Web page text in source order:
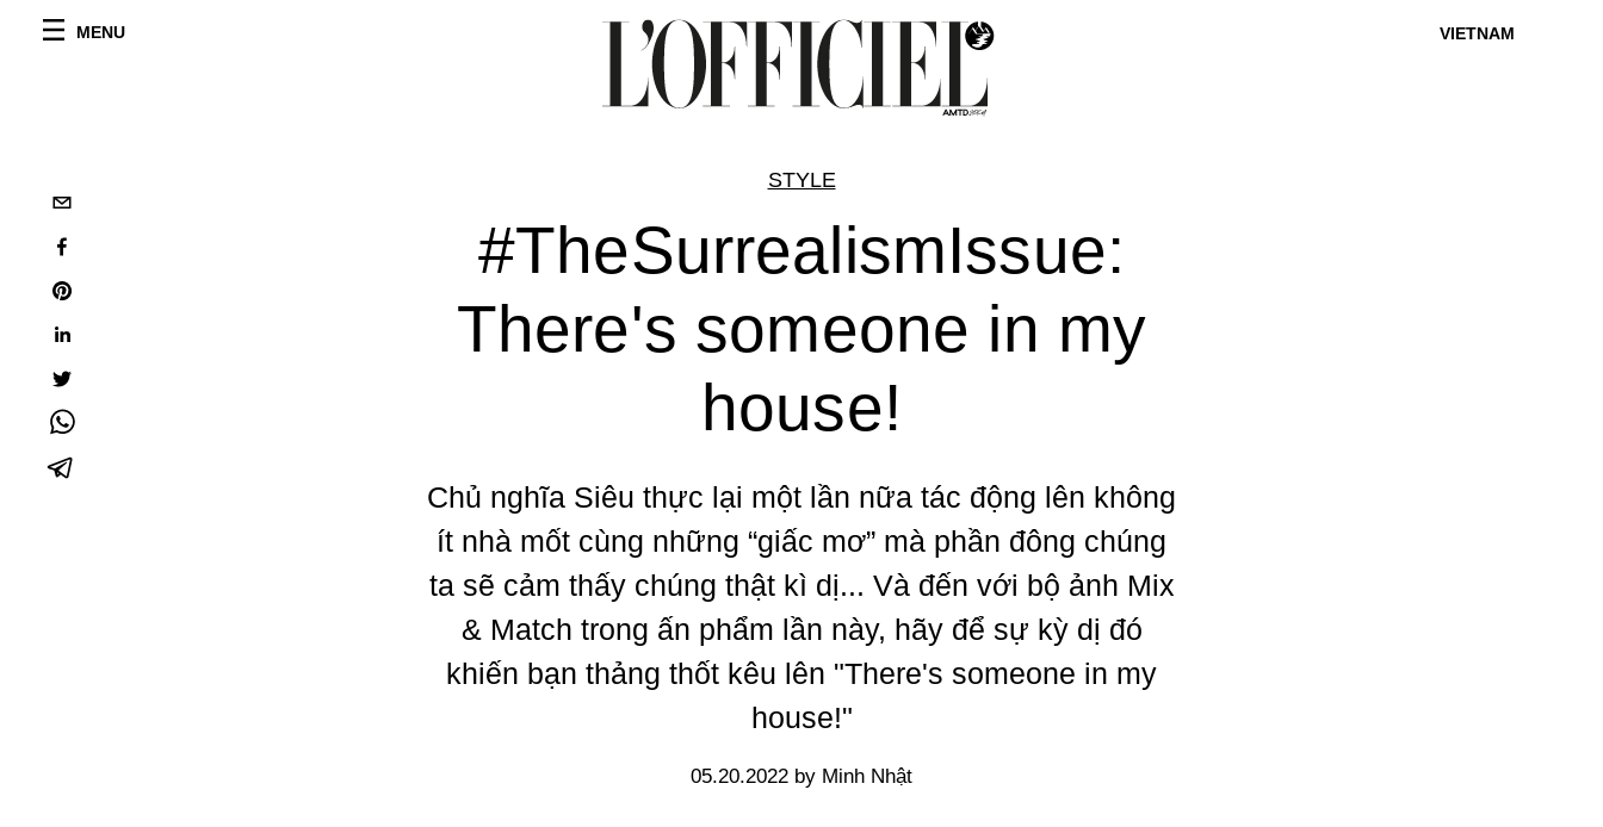
MENU VIETNAM
STYLE
#TheSurrealismIssue:
There's someone in my
house!
Chủ nghĩa Siêu thực lại một lần nữa tác động lên không
ít nhà mốt cùng những “giấc mơ” mà phần đông chúng
ta sẽ cảm thấy chúng thật kì dị... Và đến với bộ ảnh Mix
& Match trong ấn phẩm lần này, hãy để sự kỳ dị đó
khiến bạn thảng thốt kêu lên "There's someone in my
house!"
05.20.2022 by Minh Nhật